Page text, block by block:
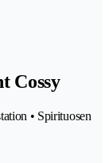
Cossy
• Spirituosen